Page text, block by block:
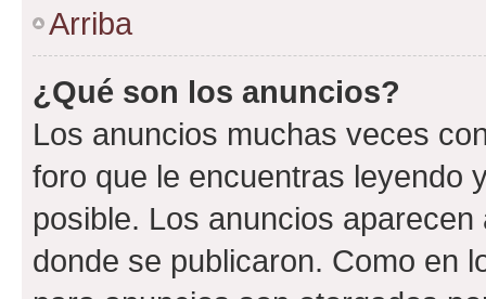
Arriba
¿Qué son los anuncios?
Los anuncios muchas veces
foro que le encuentras leyendo
posible. Los anuncios
donde se publicaron. Como en